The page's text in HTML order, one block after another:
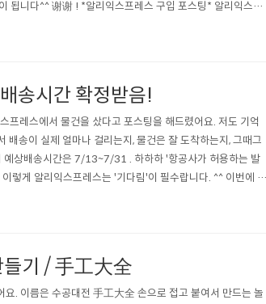
됩니다^^ 谢谢 ! *알리익스프레스 구입 포스팅* 알리익스프
송시간 확정받음!
프레스에서 물건을 샀다고 포스팅을 해드렸어요. 저도 기억
배송이 실제 얼마나 걸리는지, 물건은 잘 도착하는지, 그때그
상배송시간은 7/13~7/31 . 하하하 '항공사가 허용하는 발
렇게 알리익스프레스는 '기다림'이 필수랍니다. ^^ 이번에 제
참고해주세요.▼▼ 알리익스프레스에서 물품 구입~!! / 좌표
들기 / 手工大全
. 이름은 수공대전 手工大全 손으로 접고 붙여서 만드는 놀